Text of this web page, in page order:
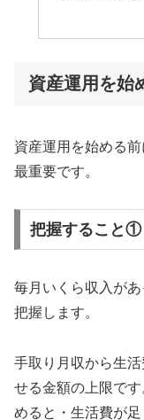
資産運用を始
資産運用を始める
最重要です。
把握すること①
毎月いくら収入が
把握します。
手取り月収から生
せる金額の上限で
めると・生活費が